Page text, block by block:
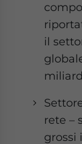
il
rete –
grossi